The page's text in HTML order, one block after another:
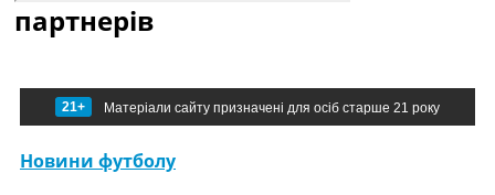
партнерів
21+ Матеріали сайту призначені для осіб старше 21 року
Новини футболу